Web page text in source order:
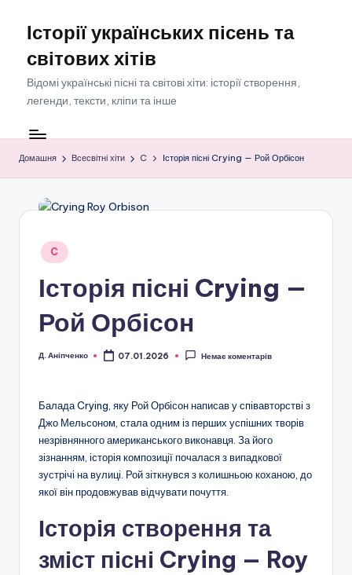
Перейти
вмісту
Історії українських пісень та
світових хітів
Відомі українські пісні та світові хіти: історії створення,
легенди, тексти, кліпи та інше
Домашня Всесвітні хіти C Історія пісні Crying — Рой Орбісон
Опубліковано
C
Історія пісні Crying —
Рой Орбісон
Опубліковано
Д. Аніпченко 07.01.2026 Немає коментарів
Балада Crying, яку Рой Орбісон написав у співавторстві з
Джо Мельсоном, стала одним із перших успішних творів
незрівнянного американського виконавця. За його
зізнанням, історія композиції почалася з випадкової
зустрічі на вулиці. Рой зіткнувся з колишньою коханою, до
якої він продовжував відчувати почуття.
Історія створення та
зміст пісні Crying — Roy